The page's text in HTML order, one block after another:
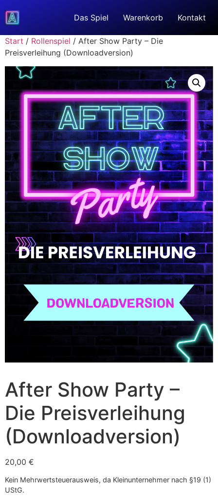
Das Spiel Warenkorb Kontakt
Start / Rollenspiel / After Show Party – Die
Preisverleihung (Downloadversion)
After Show Party –
Die Preisverleihung
(Downloadversion)
20,00 €
Kein Mehrwertsteuerausweis, da Kleinunternehmer nach §19 (1)
UStG.